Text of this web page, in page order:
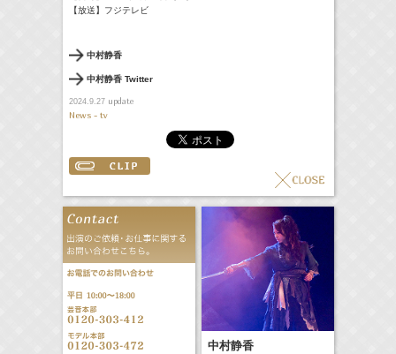
【放送】フジテレビ
中村静香
中村静香 Twitter
2024.9.27update
News - tv
中村静香